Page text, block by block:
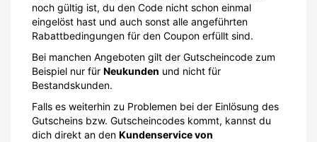
noch gültig ist, du den Code nicht schon einmal
eingelöst hast und auch sonst alle angeführten
Rabattbedingungen für den Coupon erfüllt sind.
Bei manchen Angeboten gilt der Gutscheincode zum
Beispiel nur für Neukunden und nicht für
Bestandskunden.
Falls es weiterhin zu Problemen bei der Einlösung des
Gutscheins bzw. Gutscheincodes kommt, kannst du
dich direkt an den Kundenservice von